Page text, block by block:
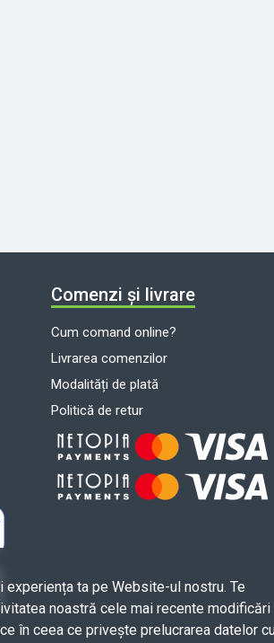
Comenzi și livrare
Cum comand online?
Livrarea comenzilor
Modalități de plată
Politică de retur
ta pe Website-ul nostru. Te
noastră cele mai recente modificări
în ceea ce privește prelucrarea datelor